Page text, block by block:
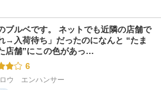
ブルベです。 ネットでも近隣の店舗で
→入荷待ち」だったのになんと “たま
店舗”にこの色があっ…
6
ウ　エンハンサー